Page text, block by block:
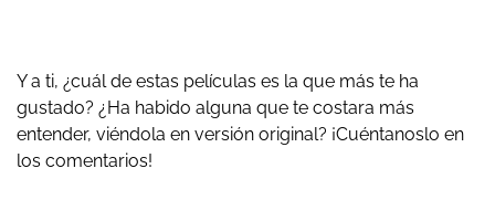
Y a ti, ¿cuál de estas películas es la que más te ha
gustado? ¿Ha habido alguna que te costara más
entender, viéndola en versión original? ¡Cuéntanoslo en
los comentarios!